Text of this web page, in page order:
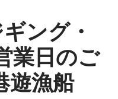
ング・
業日のご
遊漁船